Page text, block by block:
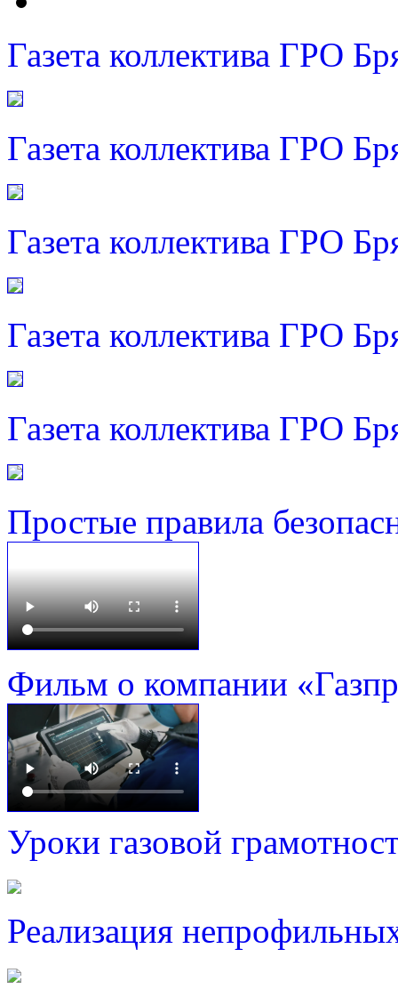
Газета коллектива ГРО
Газета коллектива ГРО
Газета коллектива ГРО
Газета коллектива ГРО
Газета коллектива ГРО
Простые правила
Фильм о компании
Уроки газовой
Реализация